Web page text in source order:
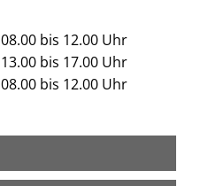
08.00 bis 12.00 Uhr
13.00 bis 17.00 Uhr
08.00 bis 12.00 Uhr